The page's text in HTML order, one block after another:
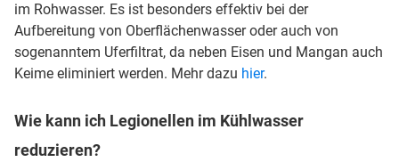
im Rohwasser. Es ist besonders effektiv bei der
Aufbereitung von Oberflächenwasser oder auch von
sogenanntem Uferfiltrat, da neben Eisen und Mangan auch
Keime eliminiert werden. Mehr dazu hier.
Wie kann ich Legionellen im Kühlwasser
reduzieren?